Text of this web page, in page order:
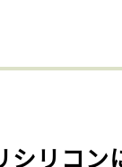
シリコン